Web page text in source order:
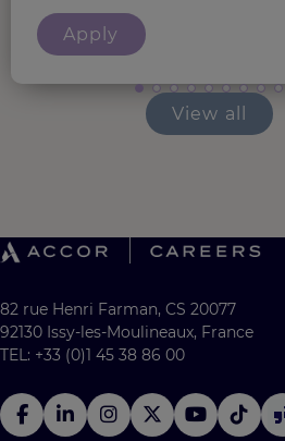
Apply
View all
82 rue Henri Farman, CS 20077
92130 Issy-les-Moulineaux, France
TEL: +33 (0)1 45 38 86 00